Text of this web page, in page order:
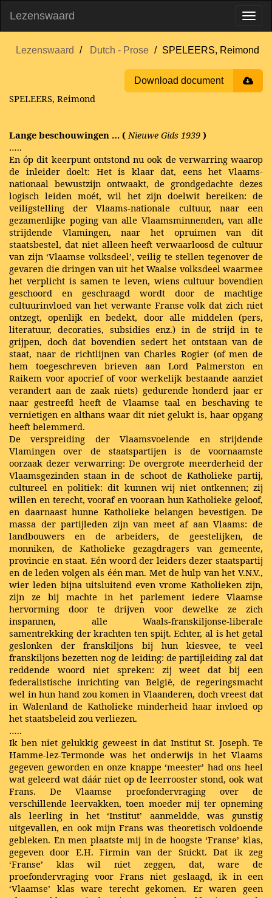
Lezenswaard
Lezenswaard Dutch - Prose SPELEERS, Reimond
Download document
SPELEERS, Reimond
Lange beschouwingen … ( Nieuwe Gids 1939 )
…..
En óp dit keerpunt ontstond nu ook de verwarring waarop
de inleider doelt: Het is klaar dat, eens het Vlaams-
nationaal bewustzijn ontwaakt, de grondgedachte dezes
logisch leiden moét, wil het zijn doelwit bereiken: de
veiligstelling der Vlaams-nationale cultuur, naar een
gezamenlijke poging van alle Vlaamsminnenden, van alle
strijdende Vlamingen, naar het opruimen van dit
staatsbestel, dat niet alleen heeft verwaarloosd de cultuur
van zijn ‘Vlaamse volksdeel’, veilig te stellen tegenover de
gevaren die dringen van uit het Waalse volksdeel waarmee
het verplicht is samen te leven, wiens cultuur bovendien
geschoord en geschraagd wordt door de machtige
cultuurinvloed van het verwante Franse volk dat zich niet
ontzegt, openlijk en bedekt, door alle middelen (pers,
literatuur, decoraties, subsidies enz.) in de strijd in te
grijpen, doch dat bovendien sedert het ontstaan van de
staat, naar de richtlijnen van Charles Rogier (of men de
hem toegeschreven brieven aan Lord Palmerston en
Raikem voor apocrief of voor werkelijk bestaande aanziet
verandert aan de zaak niets) gedurende honderd jaar er
naar gestreefd heeft de Vlaamse taal en beschaving te
vernietigen en althans waar dit niet gelukt is, haar opgang
heeft belemmerd.
De verspreiding der Vlaamsvoelende en strijdende
Vlamingen over de staatspartijen is de voornaamste
oorzaak dezer verwarring: De overgrote meerderheid der
Vlaamsgezinden staan in de schoot de Katholieke partij,
cultureel en politiek: dit kunnen wij niet ontkennen; zij
willen en terecht, vooraf en vooraan hun Katholieke geloof,
en daarnaast hunne Katholieke belangen bevestigen. De
massa der partijleden zijn van meet af aan Vlaams: de
landbouwers en de arbeiders, de geestelijken, de
monniken, de Katholieke gezagdragers van gemeente,
provincie en staat. Eén woord der leiders dezer staatspartij
en de leden volgen als één man. Met de hulp van het V.N.V.,
wier leden bijna uitsluitend even vrome Katholieken zijn,
zijn ze bij machte in het parlement iedere Vlaamse
hervorming door te drijven voor dewelke ze zich
inspannen, alle Waals-franskiljonse-liberale
samentrekking der krachten ten spijt. Echter, al is het getal
geslonken der franskiljons bij hun kiesvee, te veel
franskiljons bezetten nog de leiding: de partijleiding zal dat
reddende woord niet spreken: zij weet dat bij een
federalistische inrichting van België, de regeringsmacht
wel in hun hand zou komen in Vlaanderen, doch vreest dat
in Walenland de Katholieke minderheid haar invloed op
het staatsbeleid zou verliezen.
…..
Ik ben niet gelukkig geweest in dat Institut St. Joseph. Te
Hamme-lez-Termonde was het onderwijs in het Vlaams
gegeven geworden en onze knappe ‘meester’ had ons heel
wat geleerd wat dáár niet op de leerrooster stond, ook wat
Frans. De Vlaamse proefondervraging over de
verschillende leervakken, toen moeder mij ter opneming
als leerling in het ‘Institut’ aanmeldde, was gunstig
uitgevallen, en ook mijn Frans was theoretisch voldoende
gebleken. En men plaatste mij in de hoogste ‘Franse’ klas,
gegeven door E.H. Firmin van der Snickt. Dat ik zeg
‘Franse’ klas wil niet zeggen, dat, ware de
proefondervraging voor Frans niet geslaagd, ik in een
‘Vlaamse’ klas ware terecht gekomen. Er waren geen